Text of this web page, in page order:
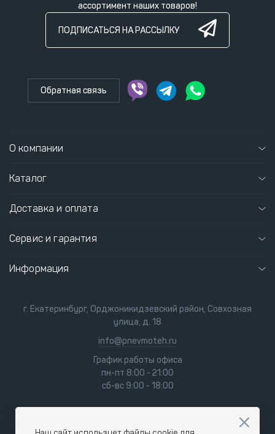
ассортимент наших товаров!
ПОДПИСАТЬСЯ НА РАССЫЛКУ
Обратная связь
О компании
Каталог
Доставка и оплата
Сервис и гарантия
Информация
г. Екатеринбург, Орджоникидзевский район, Совхозная
улица, д. 18
info@pnevmoteh.ru
График работы офиса
пн-пт 8:00 - 21:00
сб-вс 9:00 - 18:00